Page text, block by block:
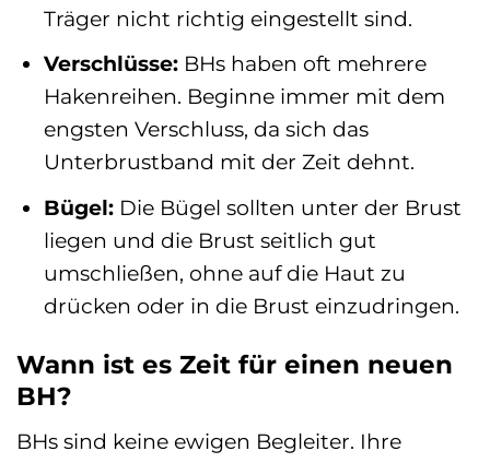
Träger nicht richtig eingestellt sind.
Verschlüsse:BHs haben oft mehrere
Hakenreihen. Beginne immer mit dem
engsten Verschluss, da sich das
Unterbrustband mit der Zeit dehnt.
Bügel:Die Bügel sollten unter der Brust
liegen und die Brust seitlich gut
umschließen, ohne auf die Haut zu
drücken oder in die Brust einzudringen.
Wann ist es Zeit für einen neuen
BH?
BHs sind keine ewigen Begleiter. Ihre